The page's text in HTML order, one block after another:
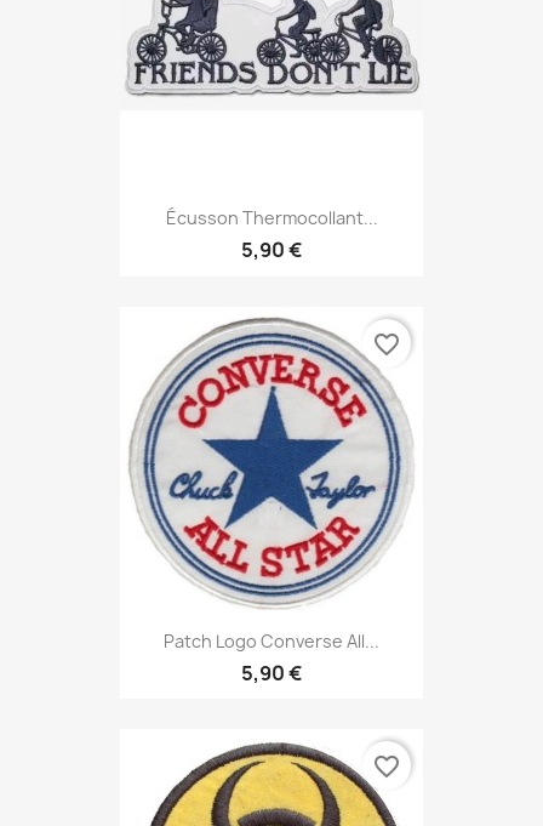
Écusson Thermocollant...
5,90 €
Patch Logo Converse All...
5,90 €
favorite_border
favorite_border